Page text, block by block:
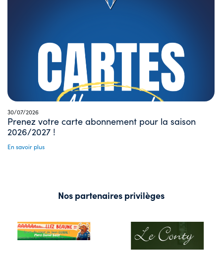
30/07/2026
Prenez votre carte abonnement pour la saison
2026/2027 !
En savoir plus
Nos partenaires privilèges